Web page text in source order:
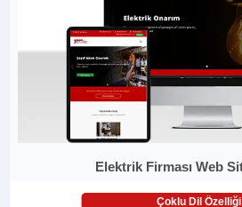
Elektrik Firması Web
Çoklu Dil Özelliği